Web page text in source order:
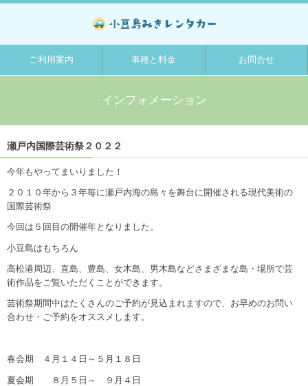
ご利用案内 車種と料金 お問合せ
インフォメーション
瀬戸内国際芸術祭２０２２
今年もやってまいりました！
２０１０年から３年毎に瀬戸内海の島々を舞台に開催される現代美術の
国際芸術祭
今回は５回目の開催年となりました。
小豆島はもちろん
高松港周辺、直島、豊島、女木島、男木島などさまざまな島・場所で芸
術作品をご覧いただくことができます。
芸術祭期間中はたくさんのご予約が見込まれますので、お早めのお問い
合わせ・ご予約をオススメします。
春会期 ４月１４日～５月１８日
夏会期 ８月５日～ ９月４日